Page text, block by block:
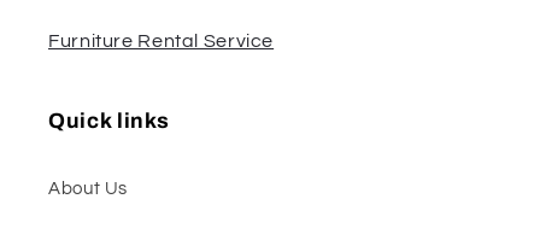
Furniture Rental Service
Quick links
About Us